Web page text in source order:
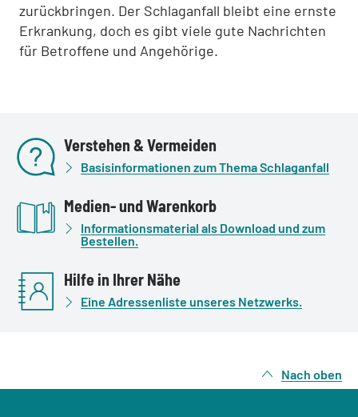
zurückbringen. Der Schlaganfall bleibt eine ernste
Erkrankung, doch es gibt viele gute Nachrichten
für Betroffene und Angehörige.
Verstehen & Vermeiden
Basisinformationen zum Thema Schlaganfall
Medien- und Warenkorb
Informationsmaterial als Download und zum
Bestellen.
Hilfe in Ihrer Nähe
Eine Adressenliste unseres Netzwerks.
Nach oben